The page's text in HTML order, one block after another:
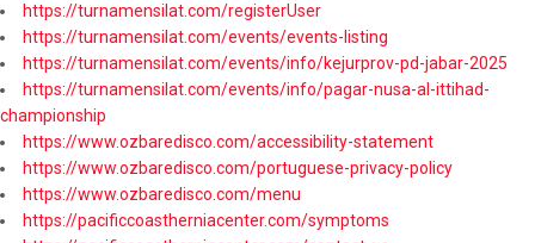
https://turnamensilat.com/registerUser
https://turnamensilat.com/events/events-listing
https://turnamensilat.com/events/info/kejurprov-pd-jabar-2025
https://turnamensilat.com/events/info/pagar-nusa-al-ittihad-
championship
https://www.ozbaredisco.com/accessibility-statement
https://www.ozbaredisco.com/portuguese-privacy-policy
https://www.ozbaredisco.com/menu
https://pacificcoastherniacenter.com/symptoms